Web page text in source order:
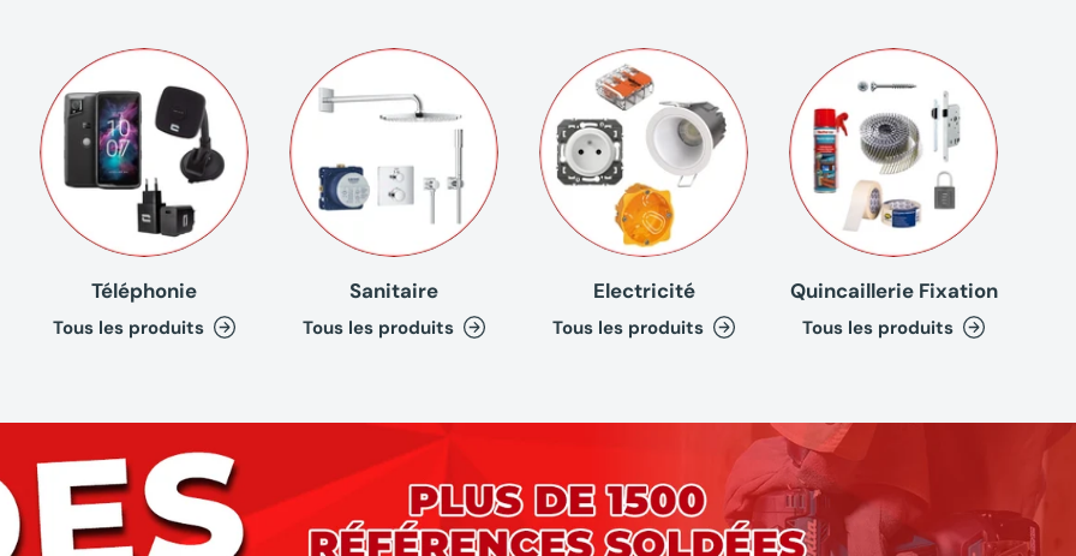
Téléphonie
Tous les produits
Sanitaire
Tous les produits
Electricité
Tous les produits
Quincaillerie Fixation
Tous les produits